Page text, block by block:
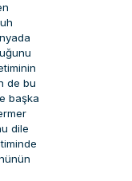
de bu
başka
dile